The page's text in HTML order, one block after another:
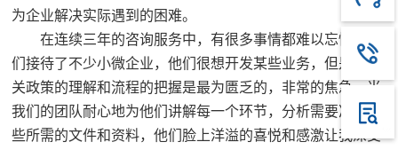
为企业解决实际遇到的困难。
在连续三年的咨询服务中，有很多事情都难以忘怀。我
们接待了不少小微企业，他们很想开发某些业务，但是对通
关政策的理解和流程的把握是最为匮乏的，非常的焦急。当
我们的团队耐心地为他们讲解每一个环节，分析需要准备哪
些所需的文件和资料，他们脸上洋溢的喜悦和感激让我深受